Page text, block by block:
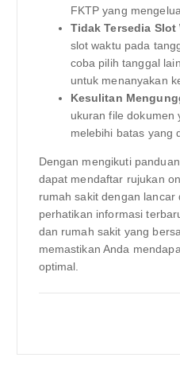
FKTP yang
Tidak Tersedia Slot
slot waktu pada
coba pilih tanggal
untuk menanyakan
Kesulitan
ukuran file dokumen
melebihi batas yang
Dengan mengikuti
dapat mendaftar rujukan
rumah sakit dengan lancar
perhatikan informasi
dan rumah sakit yang
memastikan Anda
optimal.